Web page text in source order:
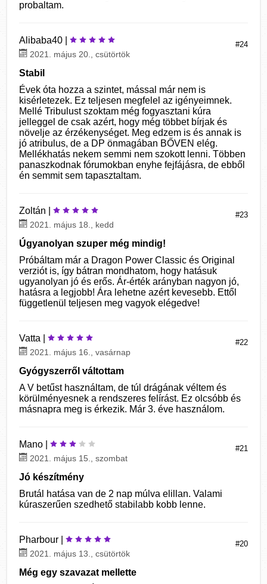
probaltam.
#24
Alibaba40 |
2021. május 20., csütörtök
Stabil
Évek óta hozza a szintet, mással már nem is
kisérletezek. Ez teljesen megfelel az igényeimnek.
Mellé Tribulust szoktam még fogyasztani kúra
jelleggel de csak azért, hogy még többet bírjak és
növelje az érzékenységet. Meg edzem is és annak is
jó atribulus, de a DP önmagában BŐVEN elég.
Mellékhatás nekem semmi nem szokott lenni. Többen
panaszkodnak fórumokban enyhe fejfájásra, de ebből
én semmit sem tapasztaltam.
#23
Zoltán |
2021. május 18., kedd
Úgyanolyan szuper még mindig!
Próbáltam már a Dragon Power Classic és Original
verziót is, így bátran mondhatom, hogy hatásuk
ugyanolyan jó és erős. Ár-érték arányban nagyon jó,
hatásra a legjobb! Ára lehetne azért kevesebb. Ettől
függetlenül teljesen meg vagyok elégedve!
#22
Vatta |
2021. május 16., vasárnap
Gyógyszerről váltottam
A V betűst használtam, de túl drágának véltem és
körülményesnek a rendszeres felírást. Ez olcsóbb és
másnapra meg is érkezik. Már 3. éve használom.
#21
Mano |
2021. május 15., szombat
Jó készítmény
Brutál hatása van de 2 nap múlva elillan. Valami
kúraszerűen szedhető stabilabb kobb lenne.
#20
Pharbour |
2021. május 13., csütörtök
Még egy szavazat mellette